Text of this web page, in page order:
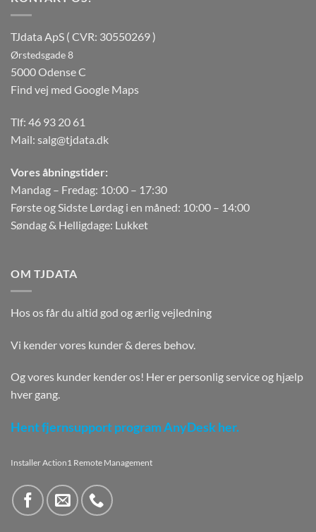
TJdata ApS ( CVR: 30550269 )
Ørstedsgade 8
5000 Odense C
Find vej med Google Maps
Tlf: 46 93 20 61
Mail: salg@tjdata.dk
Vores åbningstider:
Mandag – Fredag: 10:00 – 17:30
Første og Sidste Lørdag i en måned: 10:00 – 14:00
Søndag & Helligdage: Lukket
OM TJDATA
Hos os får du altid god og ærlig vejledning
Vi kender vores kunder & deres behov.
Og vores kunder kender os! Her er personlig service og hjælp
hver gang.
Hent fjernsupport program AnyDesk her.
Installer Action1 Remote Management